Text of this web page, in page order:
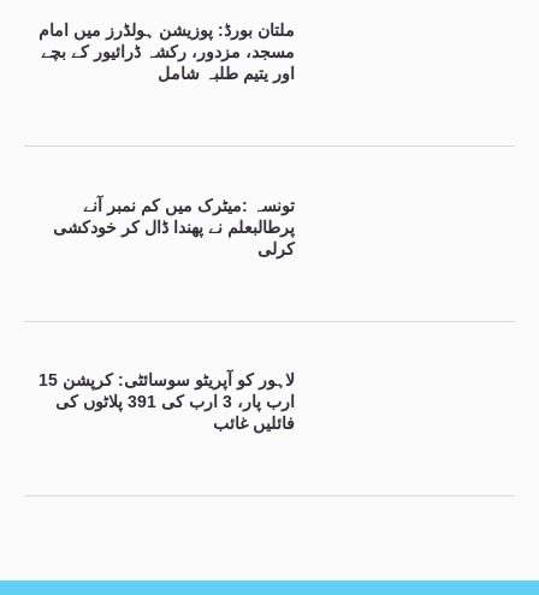
ملتان بورڈ: پوزیشن ہولڈرز میں امام
مسجد، مزدور، رکشہ ڈرائیور کے بچے
اور یتیم طلبہ شامل
تونسہ :میٹرک میں کم نمبر آنے
پرطالبعلم نے پھندا ڈال کر خودکشی
کرلی
لاہور کو آپریٹو سوسائٹی: کرپشن 15
ارب پار، 3 ارب کی 391 پلاٹوں کی
فائلیں غائب